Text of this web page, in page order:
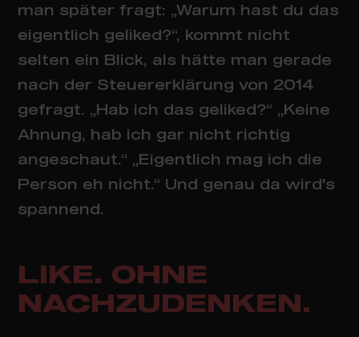
man später fragt: „Warum hast du das
eigentlich geliked?“, kommt nicht
selten ein Blick, als hätte man gerade
nach der Steuererklärung von 2014
gefragt. „Hab ich das geliked?“ „Keine
Ahnung, hab ich gar nicht richtig
angeschaut.“ „Eigentlich mag ich die
Person eh nicht.“ Und genau da wird's
spannend.
LIKE. OHNE
NACHZUDENKEN.